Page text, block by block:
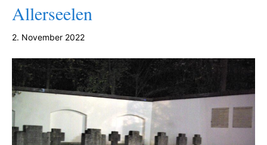
Allerseelen
2. November 2022